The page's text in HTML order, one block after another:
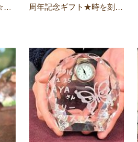
福
周年記念ギフト★時を刻む